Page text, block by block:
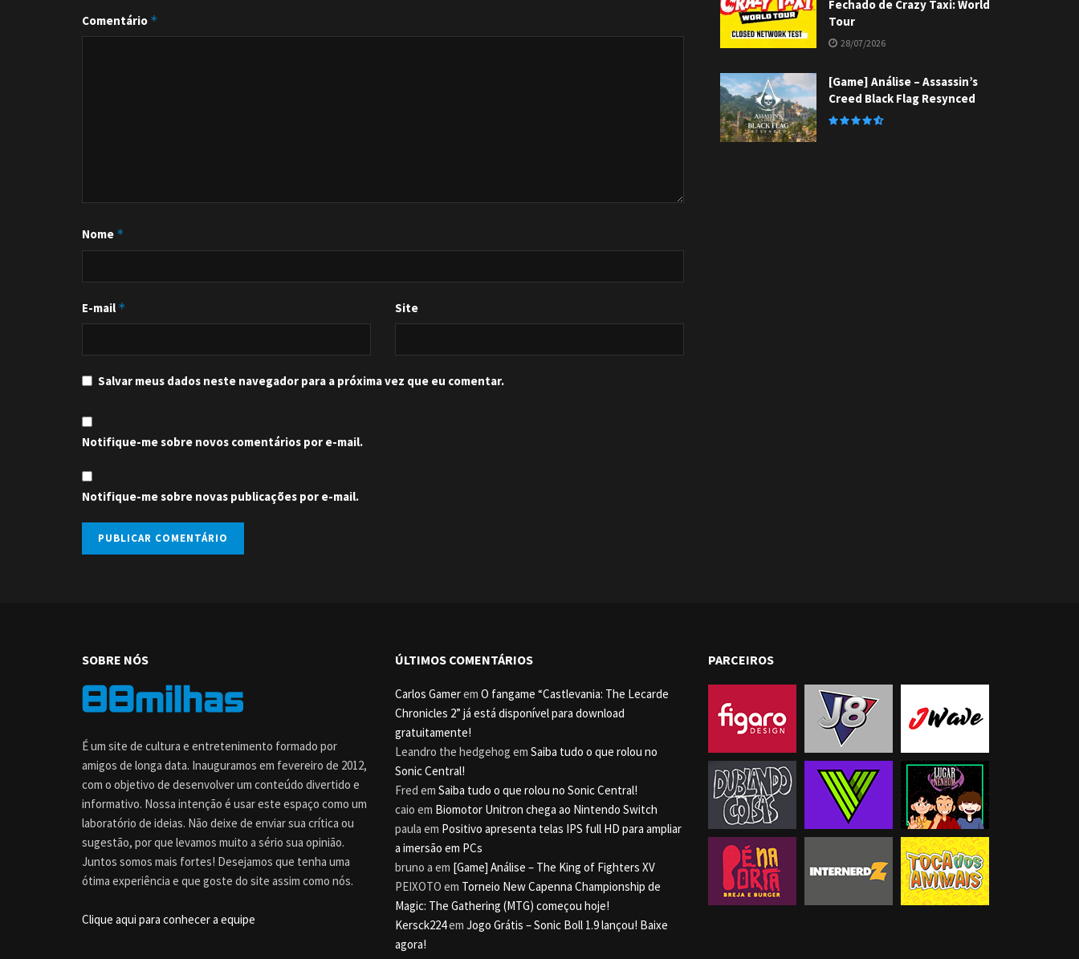
Comentário *
Nome *
E-mail * Site
Salvar meus dados neste navegador para a próxima vez que eu comentar.
Notifique-me sobre novos comentários por e-mail.
Notifique-me sobre novas publicações por e-mail.
Fechado de Crazy Taxi: World
Tour
28/07/2026
[Game] Análise – Assassin’s
Creed Black Flag Resynced
SOBRE NÓS
É um site de cultura e entretenimento formado por
amigos de longa data. Inauguramos em fevereiro de 2012,
com o objetivo de desenvolver um conteúdo divertido e
informativo. Nossa intenção é usar este espaço como um
laboratório de ideias. Não deixe de enviar sua crítica ou
sugestão, por que levamos muito a sério sua opinião.
Juntos somos mais fortes! Desejamos que tenha uma
ótima experiência e que goste do site assim como nós.
Clique aqui para conhecer a equipe
ÚLTIMOS COMENTÁRIOS
Carlos Gamerem O fangame “Castlevania: The Lecarde
Chronicles 2” já está disponível para download
gratuitamente!
Leandro the hedgehog em Saiba tudo o que rolou no
Sonic Central!
Fred em Saiba tudo o que rolou no Sonic Central!
caio em Biomotor Unitron chega ao Nintendo Switch
paula em Positivo apresenta telas IPS full HD para ampliar
a imersão em PCs
bruno a em [Game] Análise – The King of Fighters XV
PEIXOTO em Torneio New Capenna Championship de
Magic: The Gathering (MTG) começou hoje!
Kersck224em Jogo Grátis – Sonic Boll 1.9 lançou! Baixe
agora!
PARCEIROS